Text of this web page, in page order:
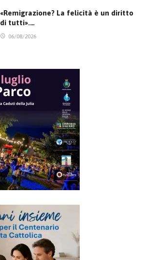
«Remigrazione? La felicità è un diritto
di tutti».…
06/08/2026